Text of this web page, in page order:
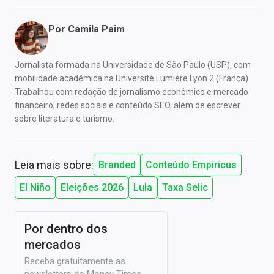
Por Camila Paim
Jornalista formada na Universidade de São Paulo (USP), com
mobilidade acadêmica na Université Lumière Lyon 2 (França).
Trabalhou com redação de jornalismo econômico e mercado
financeiro, redes sociais e conteúdo SEO, além de escrever
sobre literatura e turismo.
Leia mais sobre: Branded
Conteúdo Empiricus
El Niño
Eleições 2026 Lula Taxa Selic
Por dentro dos
mercados
Receba gratuitamente as